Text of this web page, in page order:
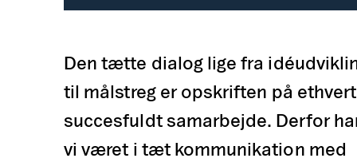
Den tætte dialog lige fra
til målstreg er opskriften på ethvert
succesfuldt samarbejde. Derfor
vi været i tæt kommunikation med